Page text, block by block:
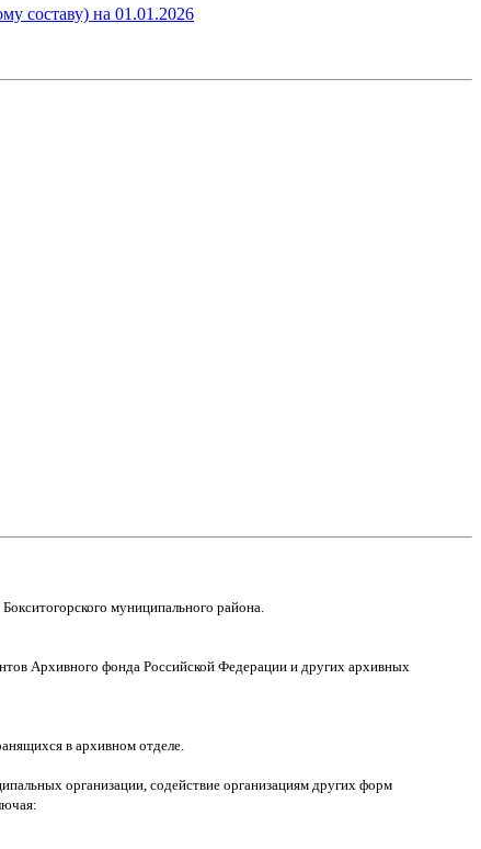
составу) на 01.01.2026
муниципального района.
Архивного фонда Российской Федерации и других архивных
в архивном отделе.
организации, содействие организациям других форм